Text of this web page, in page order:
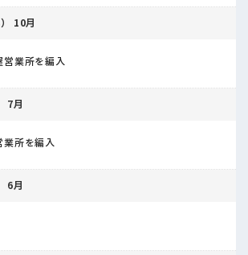
10月
営業所を編入
7月
業所を編入
6月